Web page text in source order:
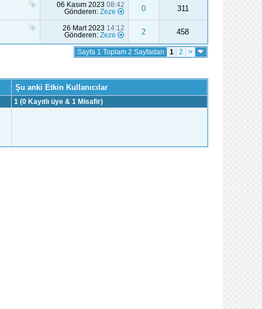
06 Kasım 2023 08:42
Gönderen: Zeze 0 311
26 Mart 2023 14:12
Gönderen: Zeze 2 458
Sayfa 1 Toplam 2 Sayfadan 1 2 >
Şu anki Etkin Kullanıcılar
1 (0 Kayıtlı üye & 1 Misafir)